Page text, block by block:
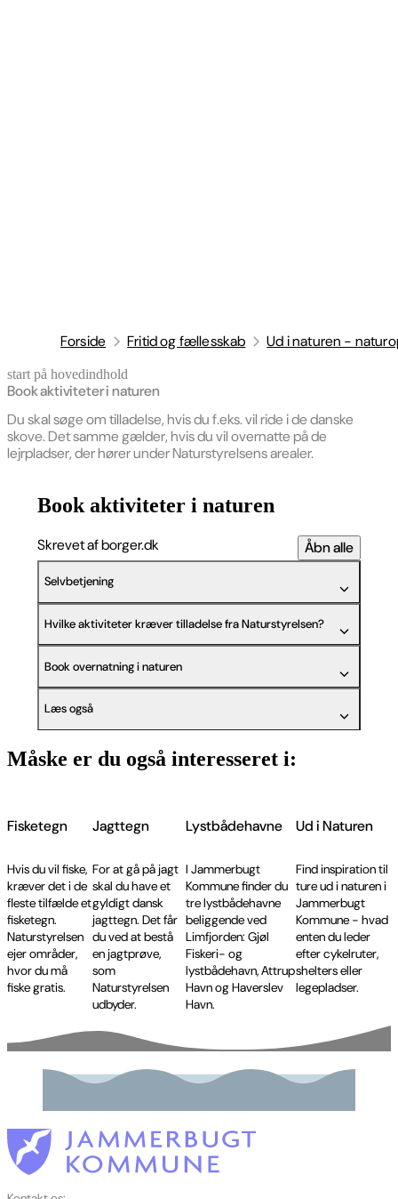
Forside Fritid og fællesskab Ud i naturen -
start på hovedindhold
Book aktiviteter i naturen
Du skal søge om tilladelse, hvis du f.eks. vil ride i de danske
skove. Det samme gælder, hvis du vil overnatte på de
lejrpladser, der hører under Naturstyrelsens arealer.
senest opdateret 15. april 2026
Book aktiviteter i naturen
Skrevet af borger.dk Åbn alle
Selvbetjening
Hvilke aktiviteter kræver tilladelse fra Naturstyrelsen?
Book overnatning i naturen
Læs også
Måske er du også interesseret i:
Fisketegn
Hvis du vil fiske,
kræver det i de
fleste tilfælde et
fisketegn.
Naturstyrelsen
ejer områder,
hvor du må
fiske gratis.
Jagttegn
For at gå på jagt
skal du have et
gyldigt dansk
jagttegn. Det får
du ved at bestå
en jagtprøve,
som
Naturstyrelsen
udbyder.
Lystbådehavne
I Jammerbugt
Kommune finder du
tre lystbådehavne
beliggende ved
Limfjorden: Gjøl
Fiskeri- og
lystbådehavn, Attrup
Havn og Haverslev
Havn.
Ud i Naturen
Find inspiration til
ture ud i naturen i
Jammerbugt
Kommune - hvad
enten du leder
efter cykelruter,
shelters eller
legepladser.